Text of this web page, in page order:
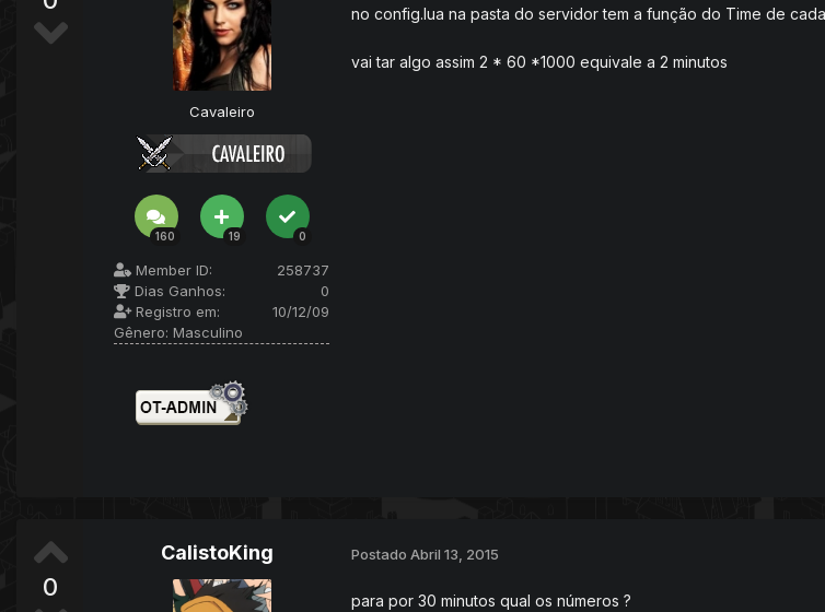
Cavaleiro
160 19 0
Member ID:
258737
Dias Ganhos:
0
Registro em:
10/12/09
Gênero: Masculino
no config.lua na pasta do servidor tem a função do Time de
vai tar algo assim 2 * 60 *1000 equivale a 2 minutos
0
CalistoKing Postado Abril 13, 2015
para por 30 minutos qual os números ?